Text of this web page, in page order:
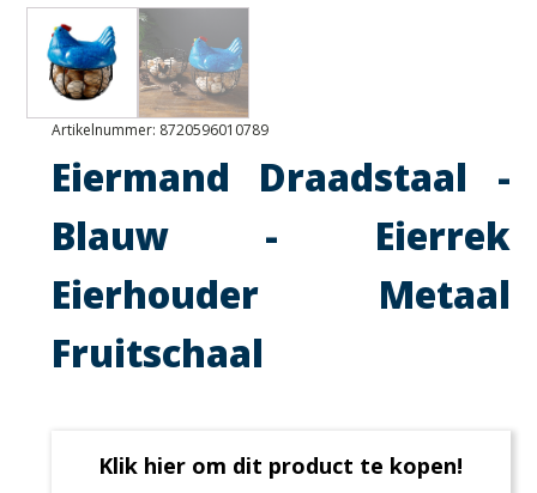
Artikelnummer: 8720596010789
Eiermand Draadstaal -
Blauw - Eierrek
Eierhouder Metaal
Fruitschaal
Klik hier om dit product te kopen!